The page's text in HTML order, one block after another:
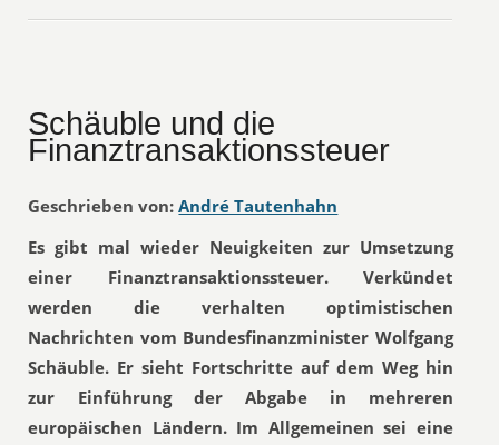
Schäuble und die
Finanztransaktionssteuer
Geschrieben von: André Tautenhahn
Es gibt mal wieder Neuigkeiten zur Umsetzung
einer Finanztransaktionssteuer. Verkündet
werden die verhalten optimistischen
Nachrichten vom Bundesfinanzminister Wolfgang
Schäuble. Er sieht Fortschritte auf dem Weg hin
zur Einführung der Abgabe in mehreren
europäischen Ländern. Im Allgemeinen sei eine